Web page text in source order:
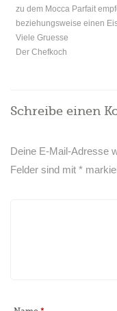
zu dem Mocca Parfait
beziehungsweise einen
Viele Gruesse
Der Chefkoch
Schreibe einen
Deine E-Mail-Adresse
Felder sind mit*